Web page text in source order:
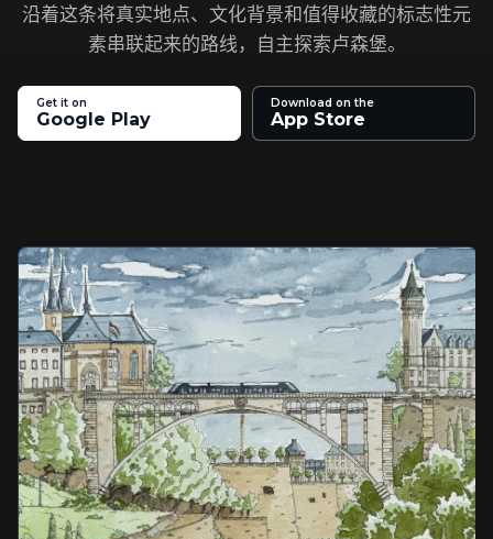
沿着这条将真实地点、文化背景和值得收藏的标志性元
素串联起来的路线，自主探索卢森堡。
Get it on
Google Play
Download on the
App Store